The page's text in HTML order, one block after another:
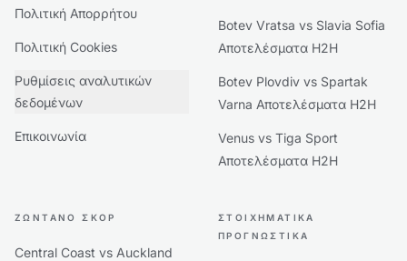
Πολιτική Απορρήτου
Πολιτική Cookies
Ρυθμίσεις αναλυτικών
δεδομένων
Επικοινωνία
Botev Vratsa vs Slavia Sofia
Αποτελέσματα H2H
Botev Plovdiv vs Spartak
Varna Αποτελέσματα H2H
Venus vs Tiga Sport
Αποτελέσματα H2H
ΖΩΝΤΑΝΌ ΣΚΟΡ
Central Coast vs Auckland
ΣΤΟΙΧΗΜΑΤΙΚΆ
ΠΡΟΓΝΩΣΤΙΚΆ